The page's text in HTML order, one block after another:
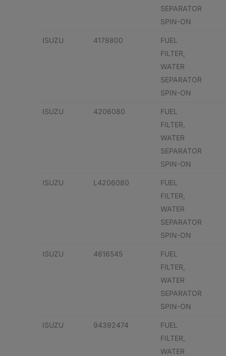
SEPARATOR
SPIN-ON
ISUZU 4178800
FUEL
FILTER,
WATER
SEPARATOR
SPIN-ON
ISUZU 4206080
FUEL
FILTER,
WATER
SEPARATOR
SPIN-ON
ISUZU L4206080
FUEL
FILTER,
WATER
SEPARATOR
SPIN-ON
ISUZU 4616545
FUEL
FILTER,
WATER
SEPARATOR
SPIN-ON
ISUZU 94392474
FUEL
FILTER,
WATER